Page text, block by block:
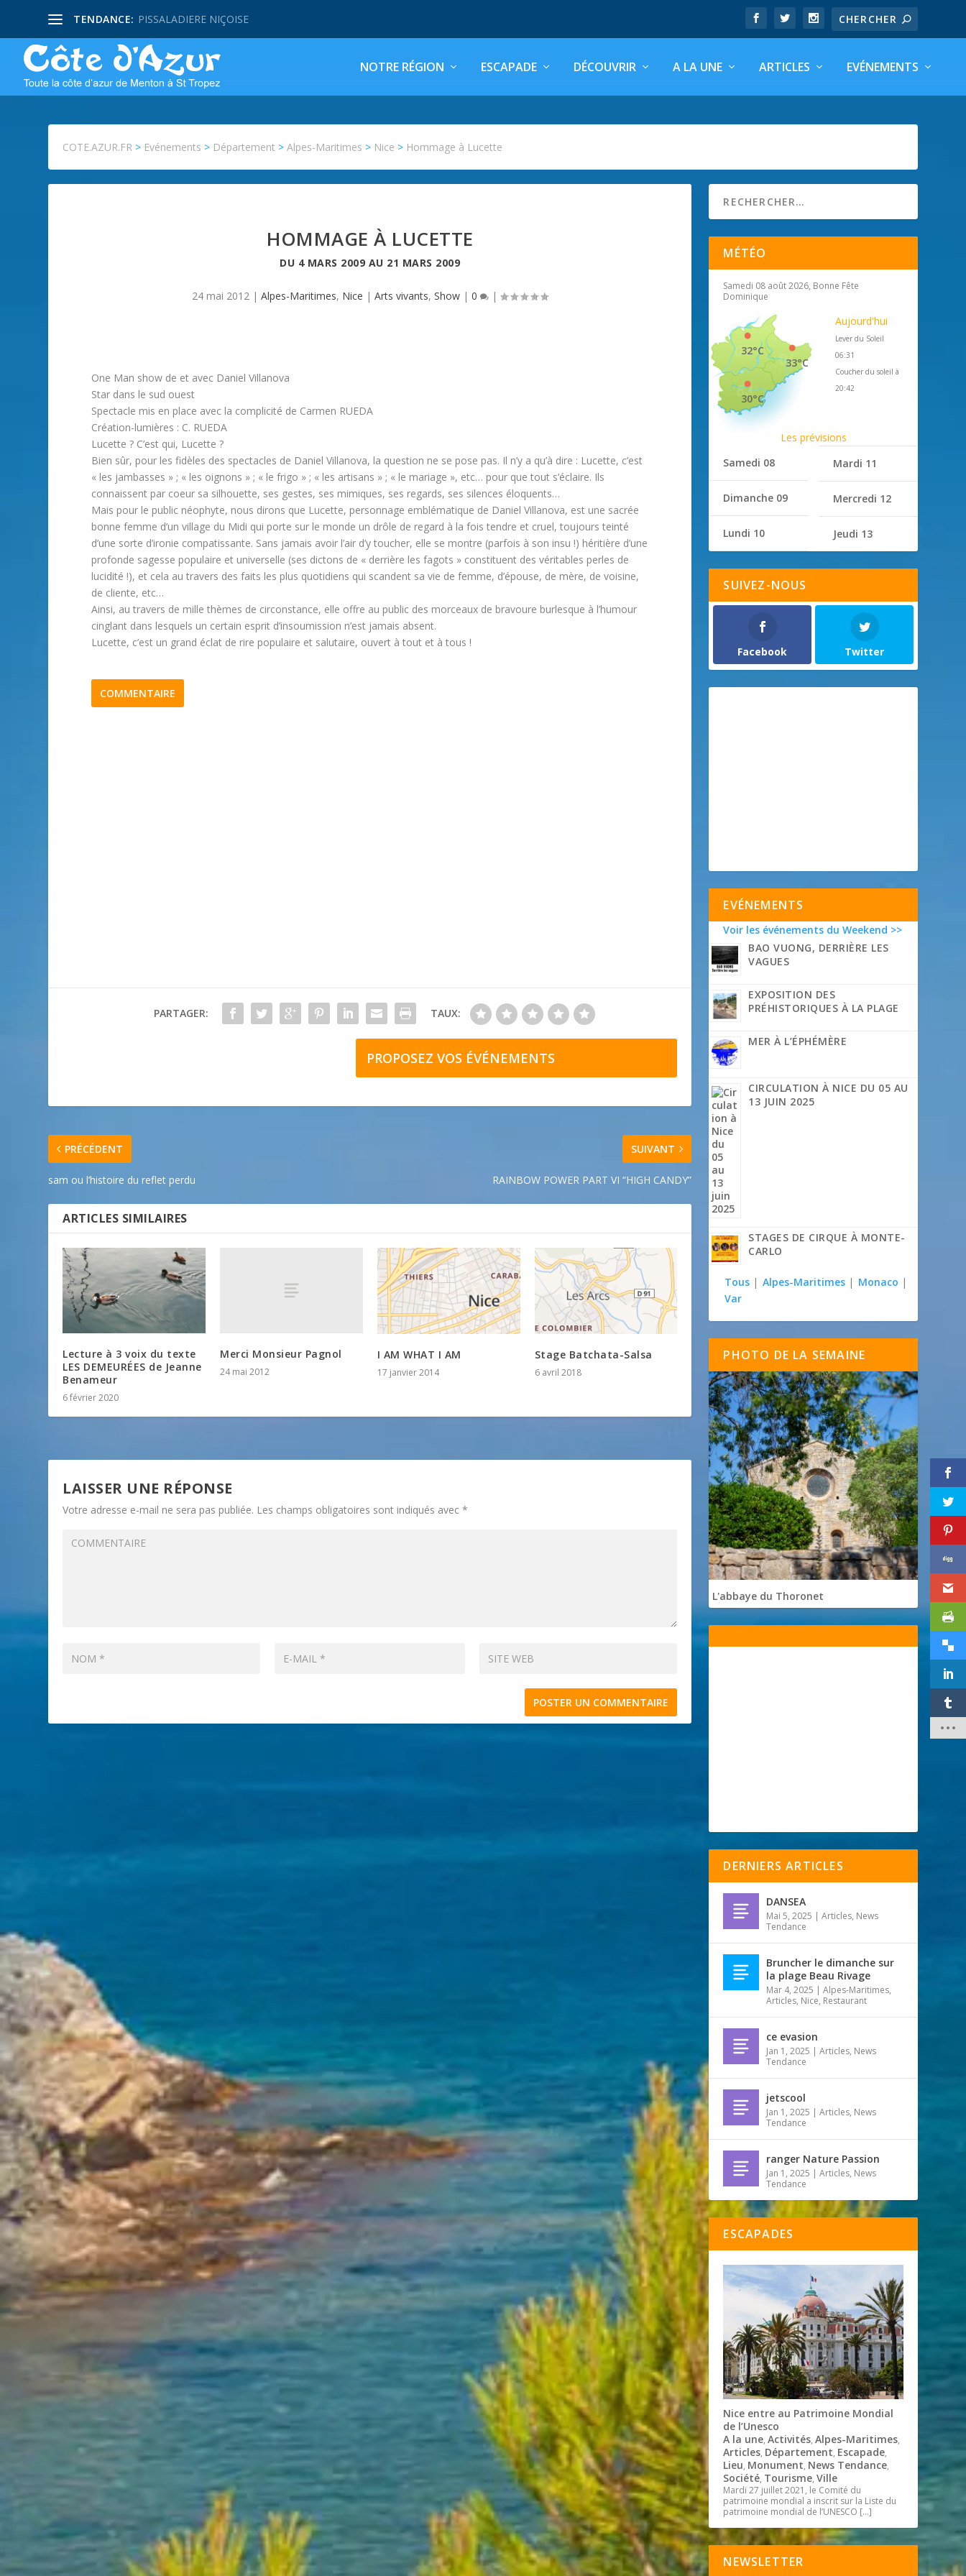
TENDANCE: PISSALADIERE NIÇOISE
NOTRE RÉGION ESCAPADE DÉCOUVRIR A LA UNE ARTICLES EVÉNEMENTS
COTE.AZUR.FR > Evénements > Département >Alpes-Maritimes > Nice > Hommage à Lucette
HOMMAGE À LUCETTE
DU 4 MARS 2009 AU 21 MARS 2009
24 mai 2012 |Alpes-Maritimes, Nice |Arts vivants,Show |0 |
One Man show de et avec Daniel Villanova
Star dans le sud ouest
Spectacle mis en place avec la complicité de Carmen RUEDA
Création-lumières : C. RUEDA
Lucette ? C’est qui, Lucette ?
Bien sûr, pour les fidèles des spectacles de Daniel Villanova, la question ne se pose pas. Il n’y a qu’à dire : Lucette, c’est
« les jambasses » ; « les oignons » ; « le frigo » ; « les artisans » ; « le mariage », etc… pour que tout s’éclaire. Ils
connaissent par coeur sa silhouette, ses gestes, ses mimiques, ses regards, ses silences éloquents…
Mais pour le public néophyte, nous dirons que Lucette, personnage emblématique de Daniel Villanova, est une sacrée
bonne femme d’un village du Midi qui porte sur le monde un drôle de regard à la fois tendre et cruel, toujours teinté
d’une sorte d’ironie compatissante. Sans jamais avoir l’air d’y toucher, elle se montre (parfois à son insu !) héritière d’une
profonde sagesse populaire et universelle (ses dictons de « derrière les fagots » constituent des véritables perles de
lucidité !), et cela au travers des faits les plus quotidiens qui scandent sa vie de femme, d’épouse, de mère, de voisine,
de cliente, etc…
Ainsi, au travers de mille thèmes de circonstance, elle offre au public des morceaux de bravoure burlesque à l’humour
cinglant dans lesquels un certain esprit d’insoumission n’est jamais absent.
Lucette, c’est un grand éclat de rire populaire et salutaire, ouvert à tout et à tous !
COMMENTAIRE
PARTAGER: TAUX:
PROPOSEZ VOS ÉVÉNEMENTS
PRÉCÉDENT
sam ou l’histoire du reflet perdu
SUIVANT
RAINBOW POWER PART VI “HIGH CANDY”
ARTICLES SIMILAIRES
Lecture à 3 voix du texte
LES DEMEURÉES de Jeanne
Benameur
6 février 2020
Merci Monsieur Pagnol
24 mai 2012
I AM WHAT I AM
17 janvier 2014
Stage Batchata-Salsa
6 avril 2018
LAISSER UNE RÉPONSE
Votre adresse e-mail ne sera pas publiée. Les champs obligatoires sont indiqués avec*
MÉTÉO
Samedi 08 août 2026, Bonne Fête
Dominique
33°C
32°C
30°C
Aujourd'hui
Lever du Soleil
06:31
Coucher du soleil à
20:42
Les prévisions
Samedi 08
Dimanche 09
Lundi 10
Mardi 11
Mercredi 12
Jeudi 13
SUIVEZ-NOUS
Facebook Twitter
EVÉNEMENTS
Voir les événements du Weekend >>
BAO VUONG, DERRIÈRE LES
VAGUES
EXPOSITION DES
PRÉHISTORIQUES À LA PLAGE
MER À L’ÉPHÉMÈRE
CIRCULATION À NICE DU 05 AU
13 JUIN 2025
STAGES DE CIRQUE À MONTE-
CARLO
Tous | Alpes-Maritimes | Monaco |
Var
PHOTO DE LA SEMAINE
L'abbaye du Thoronet
DERNIERS ARTICLES
DANSEA
Mai 5, 2025 |Articles, News
Tendance
Bruncher le dimanche sur
la plage Beau Rivage
Mar 4, 2025 |Alpes-Maritimes,
Articles, Nice, Restaurant
ce evasion
Jan 1, 2025 |Articles, News
Tendance
jetscool
Jan 1, 2025 |Articles, News
Tendance
ranger Nature Passion
Jan 1, 2025 |Articles, News
Tendance
ESCAPADES
Nice entre au Patrimoine Mondial
de l’Unesco
A la une,Activités,Alpes-Maritimes,
Articles, Département, Escapade,
Lieu, Monument, News Tendance,
Société, Tourisme,Ville
Mardi 27 juillet 2021, le Comité du
patrimoine mondial a inscrit sur la Liste du
patrimoine mondial de l’UNESCO […]
NEWSLETTER